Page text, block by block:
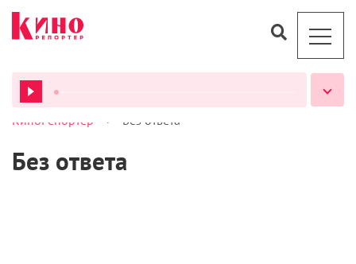
ВСЕ ПОДКАСТЫ
КиноРепортер > Без ответа
Без ответа